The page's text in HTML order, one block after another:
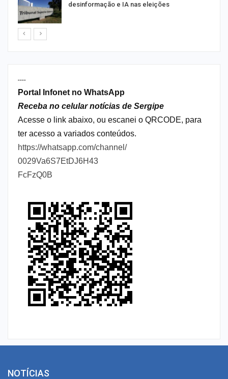
desinformação e IA nas eleições
----
Portal Infonet no WhatsApp
Receba no celular notícias de Sergipe
Acesse o link abaixo, ou escanei o QRCODE, para
ter acesso a variados conteúdos.
https://whatsapp.com/channel/
0029Va6S7EtDJ6H43
FcFzQ0B
NOTÍCIAS